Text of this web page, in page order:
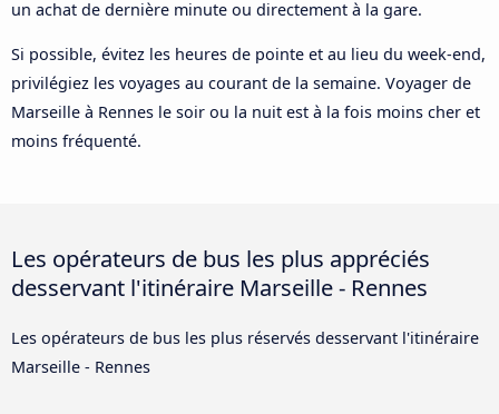
un achat de dernière minute ou directement à la gare.
Si possible, évitez les heures de pointe et au lieu du week-end,
privilégiez les voyages au courant de la semaine. Voyager de
Marseille à Rennes le soir ou la nuit est à la fois moins cher et
moins fréquenté.
Les opérateurs de bus les plus appréciés
desservant l'itinéraire Marseille - Rennes
Les opérateurs de bus les plus réservés desservant l'itinéraire
Marseille - Rennes